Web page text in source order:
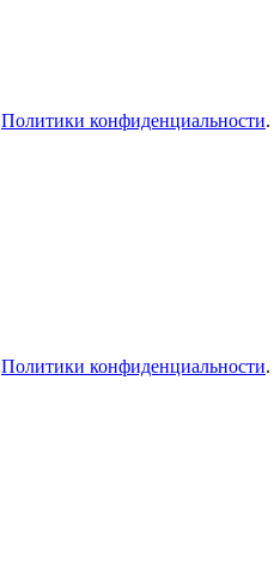
Политики конфиденциальности.
Политики конфиденциальности.